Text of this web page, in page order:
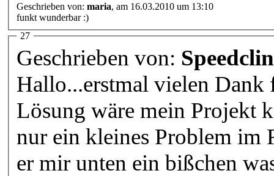
Geschrieben von: maria, am 16.03.2010 um 13:10
funkt wunderbar :)
27
Geschrieben von:
Hallo...erstmal vielen Dank
Lösung wäre mein Projekt
nur ein kleines Problem im
er mir unten ein bißchen